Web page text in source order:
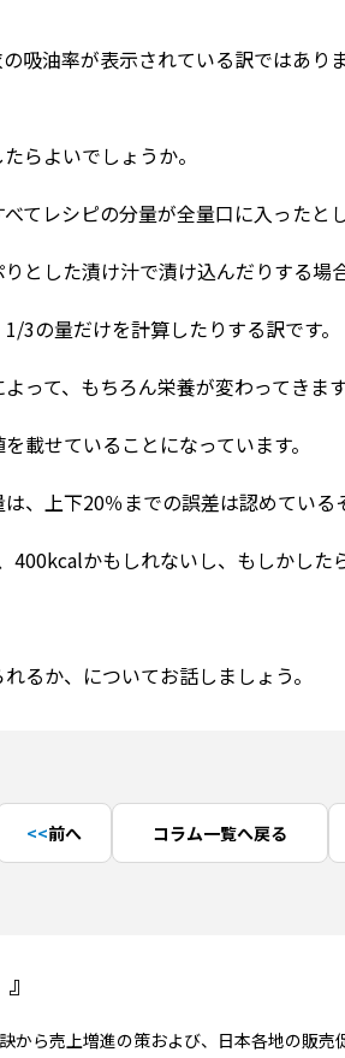
吸油率が表示されている訳ではあ
らよいでしょうか。
てレシピの分量が全量口に入ったと
とした漬け汁で漬け込んだりする場
3の量だけを計算したりする訳です。
って、もちろん栄養が変わってきま
載せていることになっています。
、上下20％までの誤差は認めている
400kcalかもしれないし、もしかし
るか、についてお話しましょう。
前へ コラム一覧へ戻る
から売上増進の策および、日本各地の販